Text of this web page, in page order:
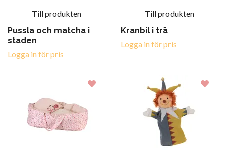
Till produkten
Pussla och matcha i
staden
Logga in för pris
Till produkten
Kranbil i trä
Logga in för pris